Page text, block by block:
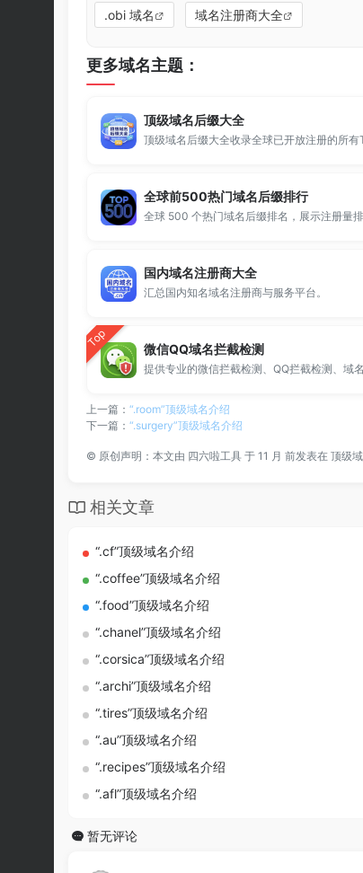
.obi 域名 域名注册商大全
更多域名主题：
顶级域名后缀大全
全球前500热门域名后缀排行
国内域名注册商大全
汇总国内知名域名注册商与服务平台。
Top 微信QQ域名拦截检测
上一篇： “.room”顶级域名介绍
下一篇： “.surgery”顶级域名介绍
© 原创声明：本文由 四六啦工具 于 11 月 前发表在 顶级
相关文章
“.cf”顶级域名介绍
“.coffee”顶级域名介绍
“.food”顶级域名介绍
“.chanel”顶级域名介绍
“.corsica”顶级域名介绍
“.archi”顶级域名介绍
“.tires”顶级域名介绍
“.au”顶级域名介绍
“.recipes”顶级域名介绍
“.afl”顶级域名介绍
暂无评论